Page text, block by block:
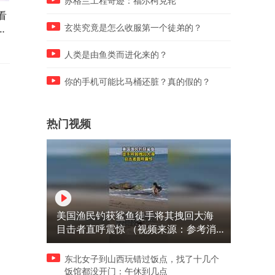
花，四战全胜齐晋级！
美和头顶冰袋，将对阵国乒
玄奘究竟是怎么收服第一个徒弟的？
人类是由鱼类而进化来的？
你的手机可能比马桶还脏？真的假的？
热门视频
美国渔民钓获鲨鱼徒手将其拽回大海
目击者直呼震惊 （视频来源：参考消
息）
东北女子到山西玩错过饭点，找了十几个
饭馆都没开门：午休到几点